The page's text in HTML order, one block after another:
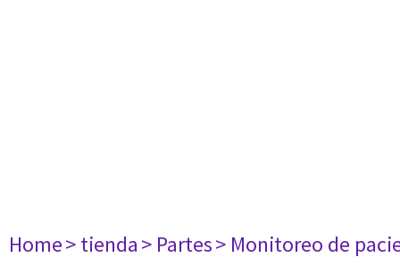
Home> tienda> Partes> Monitoreo de